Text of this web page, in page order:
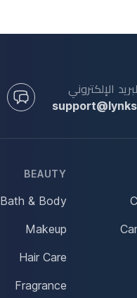
الإلكتروني
BEAUTY
Bath & Body
Makeup
Hair Care
Fragrance